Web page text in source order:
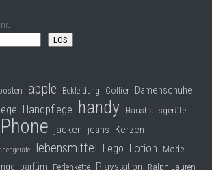
LOS
apple Bekleidung Collier Damenschuhe
Handpflege handy Haushaltsgeräte
jacken jeans Kerzen
lebensmittel Lego Lotion Mode
parfüm Perlenkette Playstation Ralph Lauren